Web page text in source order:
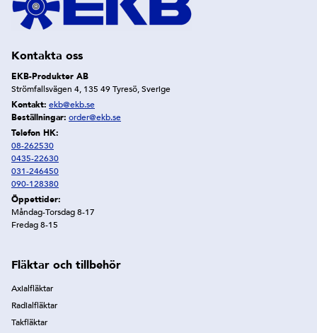
Kontakta oss
EKB-Produkter AB
Strömfallsvägen 4, 135 49 Tyresö, Sverige
Kontakt: ekb@ekb.se
Beställningar: order@ekb.se
Telefon HK:
08-262530
0435-22630
031-246450
090-128380
Öppettider:
Måndag-Torsdag 8-17
Fredag 8-15
Fläktar och tillbehör
Axialfläktar
Radialfläktar
Takfläktar